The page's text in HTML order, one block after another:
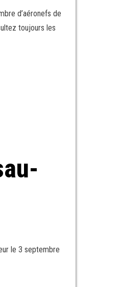
d’aéronefs de
toujours les
le 3 septembre